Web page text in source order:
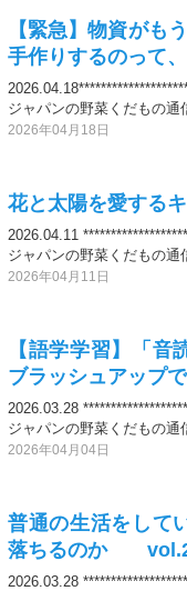
【緊急】物資がも
手作りするのっ
ジャパンの野菜くだもの通
2026年04月18日
花と太陽を愛する
2026.04.11
ジャパンの野菜くだもの
2026年04月11日
【語学学習】「
ブラッシュアップ
2026.03.28
ジャパンの野菜くだもの
2026年04月04日
普通の生活をして
落ちるのか
2026.03.28